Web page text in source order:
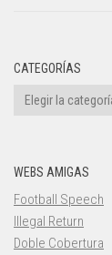
CATEGORÍAS
Categorías
WEBS AMIGAS
Football Speech
Illegal Return
Doble Cobertura